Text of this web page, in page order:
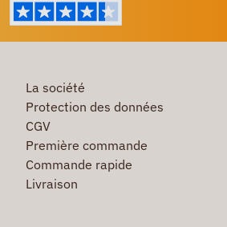
La société
Protection des données
CGV
Première commande
Commande rapide
Livraison